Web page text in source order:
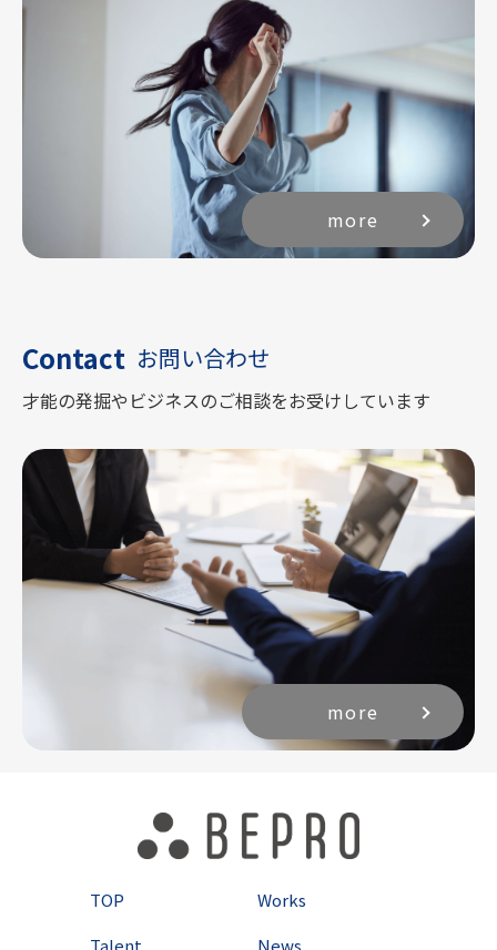
more
Contact お問い合わせ
才能の発掘やビジネスのご相談をお受けしています
more
TOP
Works
Talent
News